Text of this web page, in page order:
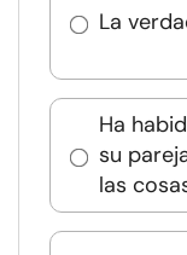
La
Ha
su
las